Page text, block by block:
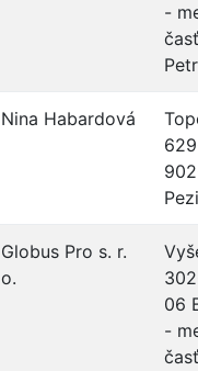
-
časť
Nina Habardová
Globus Pro s. r.
o.
06
-
časť